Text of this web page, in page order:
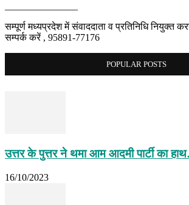
सम्पूर्ण मध्यप्रदेश में संवाददाता व प्रतिनिधि नियुक्त
सम्पर्क करें , 95891-77176
POPULAR POSTS
उत्तर के पुत्तर ने थमा आम आदमी पार्टी का
16/10/2023